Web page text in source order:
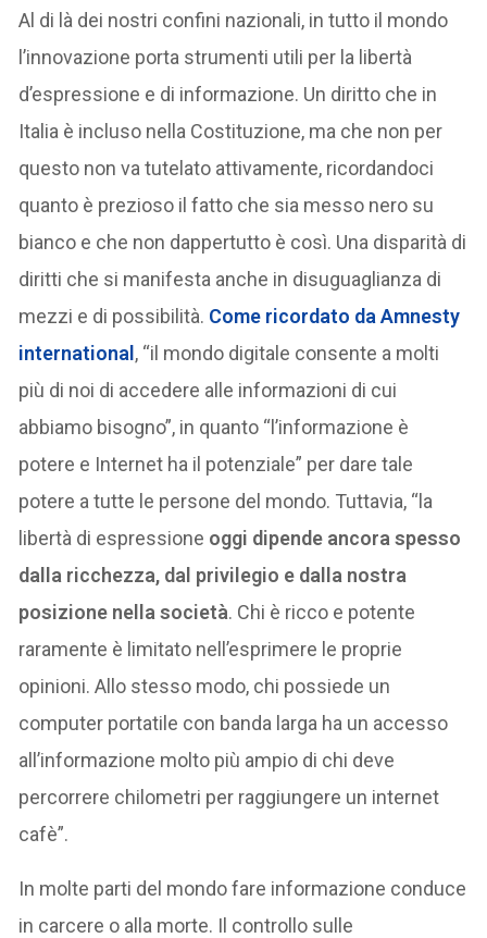
Al di là dei nostri confini nazionali, in tutto il mondo
l’innovazione porta strumenti utili per la libertà
d’espressione e di informazione. Un diritto che in
Italia è incluso nella Costituzione, ma che non per
questo non va tutelato attivamente, ricordandoci
quanto è prezioso il fatto che sia messo nero su
bianco e che non dappertutto è così. Una disparità di
diritti che si manifesta anche in disuguaglianza di
mezzi e di possibilità. Come ricordato da Amnesty
international, “il mondo digitale consente a molti
più di noi di accedere alle informazioni di cui
abbiamo bisogno”, in quanto “l’informazione è
potere e Internet ha il potenziale” per dare tale
potere a tutte le persone del mondo. Tuttavia, “la
libertà di espressione oggi dipende ancora spesso
dalla ricchezza, dal privilegio e dalla nostra
posizione nella società. Chi è ricco e potente
raramente è limitato nell’esprimere le proprie
opinioni. Allo stesso modo, chi possiede un
computer portatile con banda larga ha un accesso
all’informazione molto più ampio di chi deve
percorrere chilometri per raggiungere un internet
cafè”.
In molte parti del mondo fare informazione conduce
in carcere o alla morte. Il controllo sulle